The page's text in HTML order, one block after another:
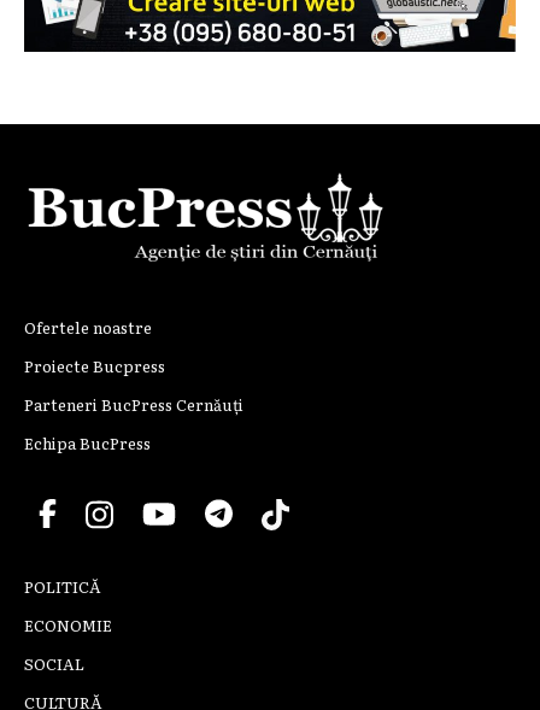
Ofertele noastre
Proiecte Bucpress
Parteneri BucPress Cernăuți
Echipa BucPress
POLITICĂ
ECONOMIE
SOCIAL
CULTURĂ